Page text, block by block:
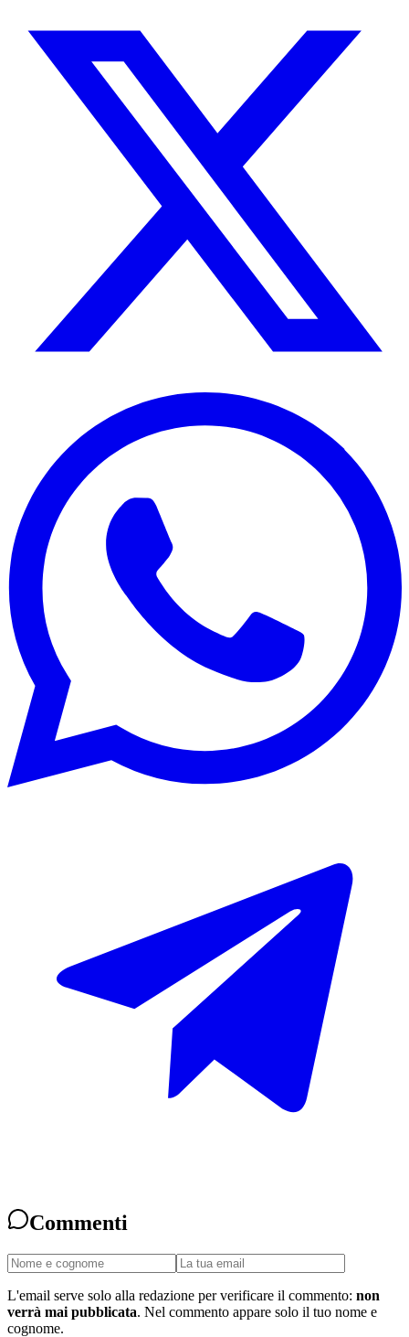
Commenti
L'email serve solo alla redazione per verificare il commento: non
verrà mai pubblicata. Nel commento appare solo il tuo nome e
cognome.